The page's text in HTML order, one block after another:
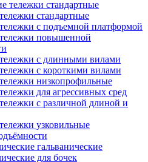
стандартные
с подъемной платформой
повышенной
с длинными вилами
с короткими вилами
низкопрофильные
для агрессивных сред
с различной длиной и
узковильные
гальванические
для бочек